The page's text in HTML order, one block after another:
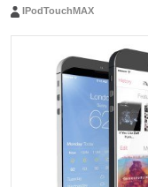
IPodTouchMAX